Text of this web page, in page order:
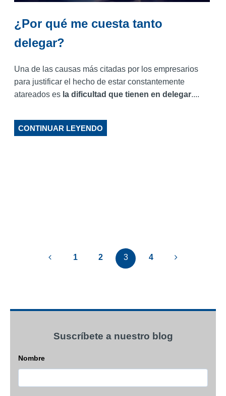
¿Por qué me cuesta tanto
delegar?
Una de las causas más citadas por los empresarios
para justificar el hecho de estar constantemente
atareados es la dificultad que tienen en delegar....
CONTINUAR LEYENDO
1 2 3 4
Suscríbete a nuestro blog
Nombre